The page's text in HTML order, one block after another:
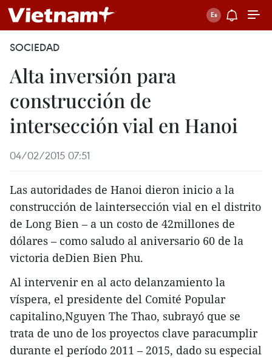
SOCIEDAD
Alta inversión para
construcción de
intersección vial en Hanoi
04/02/2015 07:51
Las autoridades de Hanoi dieron inicio a la
construcción de laintersección vial en el distrito
de Long Bien – a un costo de 42millones de
dólares – como saludo al aniversario 60 de la
victoria deDien Bien Phu.
Al intervenir en al acto delanzamiento la
víspera, el presidente del Comité Popular
capitalino,Nguyen The Thao, subrayó que se
trata de uno de los proyectos clave paracumplir
durante el período 2011 – 2015, dado su especial